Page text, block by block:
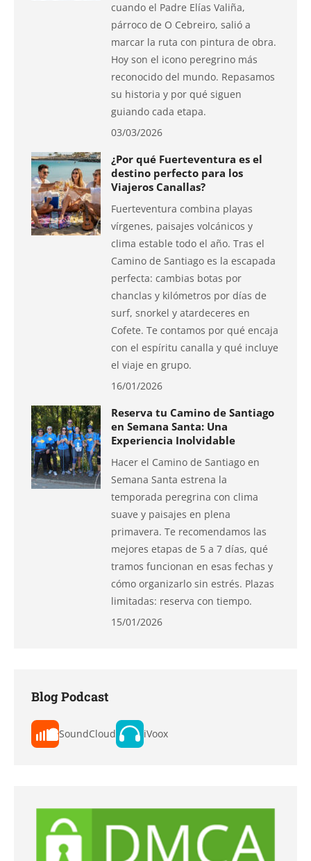
cuando el Padre Elías Valiña,
párroco de O Cebreiro, salió a
marcar la ruta con pintura de obra.
Hoy son el icono peregrino más
reconocido del mundo. Repasamos
su historia y por qué siguen
guiando cada etapa.
03/03/2026
¿Por qué Fuerteventura es el
destino perfecto para los
Viajeros Canallas?
Fuerteventura combina playas
vírgenes, paisajes volcánicos y
clima estable todo el año. Tras el
Camino de Santiago es la escapada
perfecta: cambias botas por
chanclas y kilómetros por días de
surf, snorkel y atardeceres en
Cofete. Te contamos por qué encaja
con el espíritu canalla y qué incluye
el viaje en grupo.
16/01/2026
Reserva tu Camino de Santiago
en Semana Santa: Una
Experiencia Inolvidable
Hacer el Camino de Santiago en
Semana Santa estrena la
temporada peregrina con clima
suave y paisajes en plena
primavera. Te recomendamos las
mejores etapas de 5 a 7 días, qué
tramos funcionan en esas fechas y
cómo organizarlo sin estrés. Plazas
limitadas: reserva con tiempo.
15/01/2026
Blog Podcast
SoundCloud iVoox